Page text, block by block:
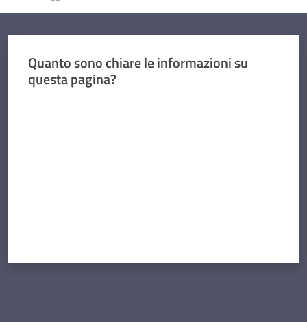
Quanto sono chiare le informazioni su
questa pagina?